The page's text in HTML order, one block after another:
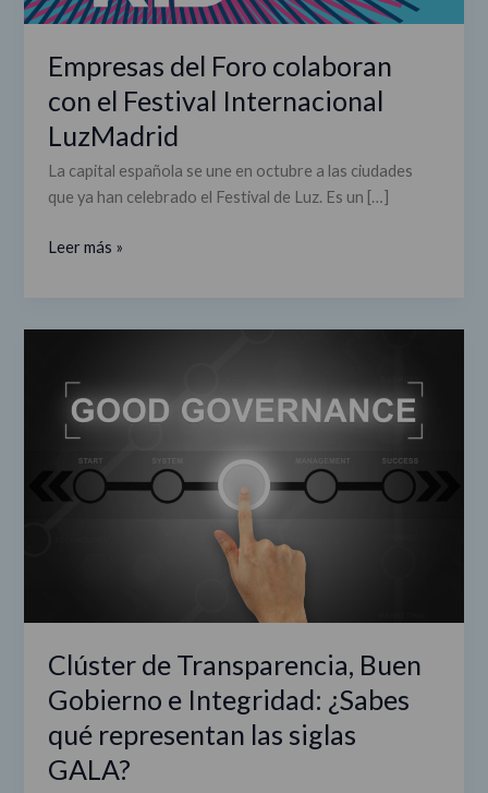
Empresas del Foro colaboran
con el Festival Internacional
LuzMadrid
La capital española se une en octubre a las ciudades
que ya han celebrado el Festival de Luz. Es un […]
Leer más »
Clúster de Transparencia, Buen
Gobierno e Integridad: ¿Sabes
qué representan las siglas
GALA?
Transparencia,
Buen
Integridad:
siglas
GALA?